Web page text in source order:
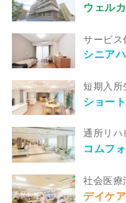
ウェル
サービス
シニア
短期入所
ショー
通所リハ
コムフ
社会医療
デイケ